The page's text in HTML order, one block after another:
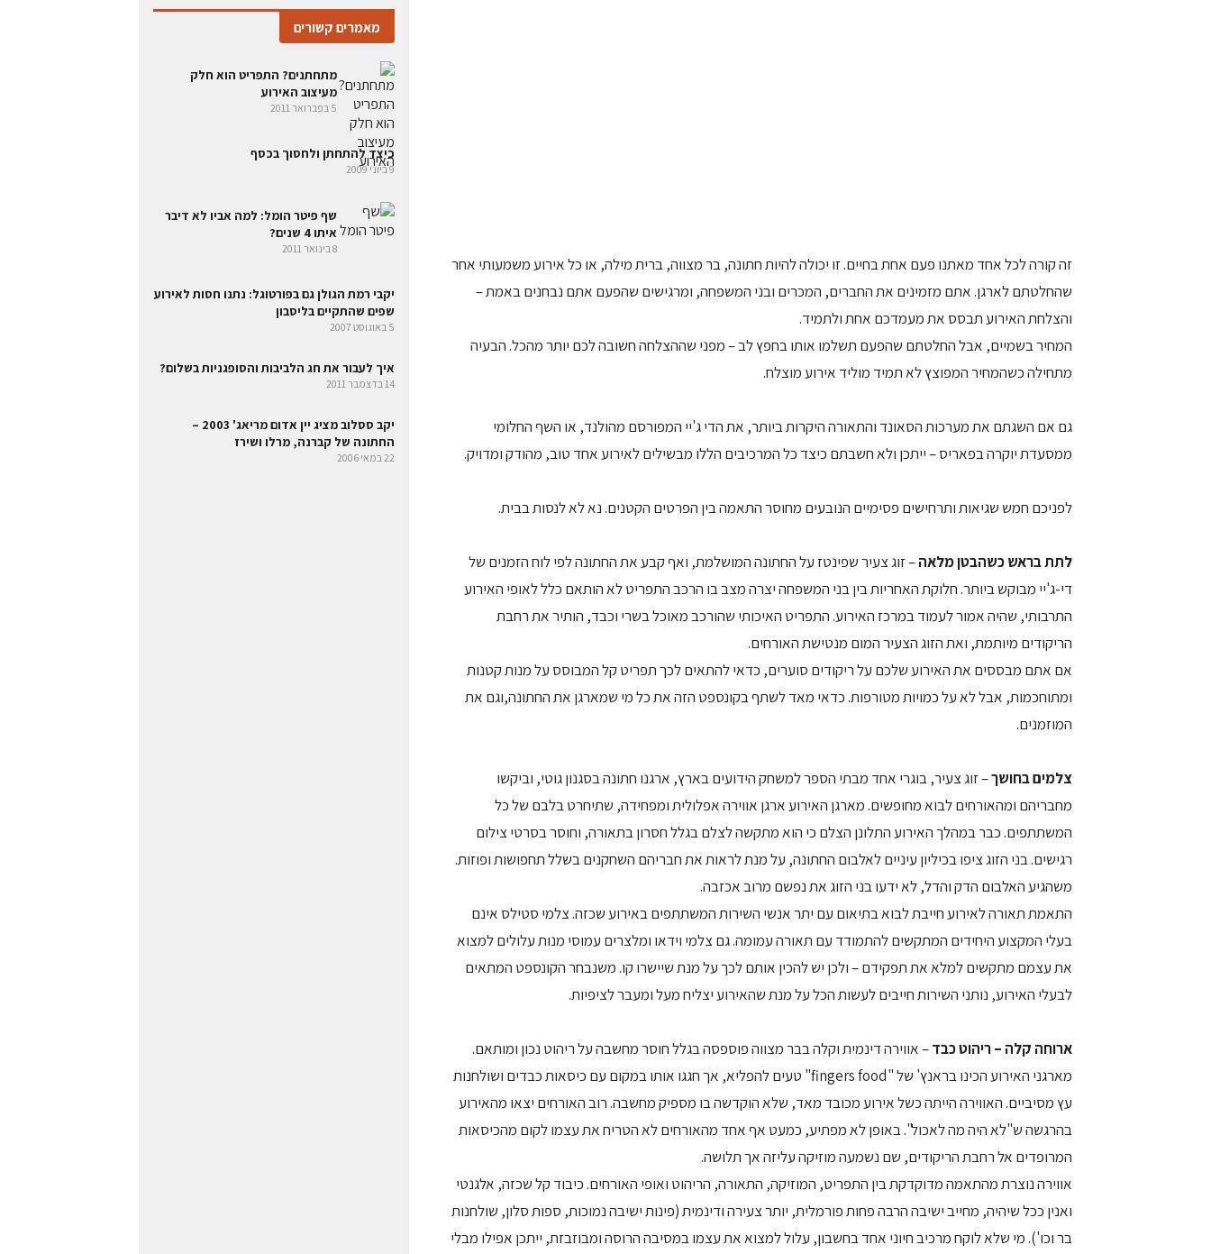
זה קורה לכל אחד מאתנו פעם אחת בחיים. זו יכולה להיות חתונה, בר מצווה, ברית מילה, או כל אירוע משמעותי אחר
שהחלטתם לארגן. אתם מזמינים את החברים, המכרים ובני המשפחה, ומרגישים שהפעם אתם נבחנים באמת –
והצלחת האירוע תבסס את מעמדכם אחת ולתמיד.
המחיר בשמיים, אבל החלטתם שהפעם תשלמו אותו בחפץ לב – מפני שההצלחה חשובה לכם יותר מהכל. הבעיה
מתחילה כשהמחיר המפוצץ לא תמיד מוליד אירוע מוצלח.
גם אם השגתם את מערכות הסאונד והתאורה היקרות ביותר, את הדי ג'יי המפורסם מהולנד, או השף החלומי
ממסעדת יוקרה בפאריס – ייתכן ולא חשבתם כיצד כל המרכיבים הללו מבשילים לאירוע אחד טוב, מהודק ומדויק.
לפניכם חמש שגיאות ותרחישים פסימיים הנובעים מחוסר התאמה בין הפרטים הקטנים. נא לא לנסות בבית.
לתת בראש כשהבטן מלאה– זוג צעיר שפינטז על החתונה המושלמת, ואף קבע את החתונה לפי לוח הזמנים של
די-ג'יי מבוקש ביותר. חלוקת האחריות בין בני המשפחה יצרה מצב בו הרכב התפריט לא הותאם כלל לאופי האירוע
התרבותי, שהיה אמור לעמוד במרכז האירוע. התפריט האיכותי שהורכב מאוכל בשרי וכבד, הותיר את רחבת
הריקודים מיותמת, ואת הזוג הצעיר המום מנטישת האורחים.
אם אתם מבססים את האירוע שלכם על ריקודים סוערים, כדאי להתאים לכך תפריט קל המבוסס על מנות קטנות
ומתוחכמות, אבל לא על כמויות מטורפות. כדאי מאד לשתף בקונספט הזה את כל מי שמארגן את החתונה,וגם את
המוזמנים.
צלמים בחושך– זוג צעיר, בוגרי אחד מבתי הספר למשחק הידועים בארץ, ארגנו חתונה בסגנון גוטי, וביקשו
מחבריהם ומהאורחים לבוא מחופשים. מארגן האירוע ארגן אווירה אפלולית ומפחידה, שתיחרט בלבם של כל
המשתתפים. כבר במהלך האירוע התלונן הצלם כי הוא מתקשה לצלם בגלל חסרון בתאורה, וחוסר בסרטי צילום
רגישים. בני הזוג ציפו בכיליון עיניים לאלבום החתונה, על מנת לראות את חבריהם השחקנים בשלל תחפושות ופוזות.
משהגיע האלבום הדק והדל, לא ידעו בני הזוג את נפשם מרוב אכזבה.
התאמת תאורה לאירוע חייבת לבוא בתיאום עם יתר אנשי השירות המשתתפים באירוע שכזה. צלמי סטילס אינם
בעלי המקצוע היחידים המתקשים להתמודד עם תאורה עמומה. גם צלמי וידאו ומלצרים עמוסי מנות עלולים למצוא
את עצמם מתקשים למלא את תפקידם – ולכן יש להכין אותם לכך על מנת שיישרו קו. משנבחר הקונספט המתאים
לבעלי האירוע, נותני השירות חייבים לעשות הכל על מנת שהאירוע יצליח מעל ומעבר לציפיות.
ארוחה קלה – ריהוט כבד– אווירה דינמית וקלה בבר מצווה פוספסה בגלל חוסר מחשבה על ריהוט נכון ומותאם.
מארגני האירוע הכינו בראנץ' של "fingers food" טעים להפליא, אך חגגו אותו במקום עם כיסאות כבדים ושולחנות
עץ מסיביים. האווירה הייתה כשל אירוע מכובד מאד, שלא הוקדשה בו מספיק מחשבה. רוב האורחים יצאו מהאירוע
בהרגשה ש"לא היה מה לאכול". באופן לא מפתיע, כמעט אף אחד מהאורחים לא הטריח את עצמו לקום מהכיסאות
המרופדים אל רחבת הריקודים, שם נשמעה מוזיקה עליזה אך תלושה.
אווירה נוצרת מהתאמה מדוקדקת בין התפריט, המוזיקה, התאורה, הריהוט ואופי האורחים. כיבוד קל שכזה, אלגנטי
ואנין ככל שיהיה, מחייב ישיבה הרבה פחות פורמלית, יותר צעירה ודינמית (פינות ישיבה נמוכות, ספות סלון, שולחנות
בר וכו'). מי שלא לוקח מרכיב חיוני אחד בחשבון, עלול למצוא את עצמו במסיבה הרוסה ומבוזבזת, ייתכן אפילו מבלי
מאמרים קשורים
מתחתנים? התפריט הוא חלק
מעיצוב האירוע
5 בפברואר 2011
כיצד להתחתן ולחסוך בכסף
9 ביוני 2009
שף פיטר הומל: למה אביו לא דיבר
איתו 4 שנים?
8 בינואר 2011
יקבי רמת הגולן גם בפורטוגל: נתנו חסות לאירוע
שפים שהתקיים בליסבון
5 באוגוסט 2007
איך לעבור את חג הלביבות והסופגניות בשלום?
14 בדצמבר 2011
יקב ססלוב מציג יין אדום מריאג' 2003 –
החתונה של קברנה, מרלו ושירז
22 במאי 2006